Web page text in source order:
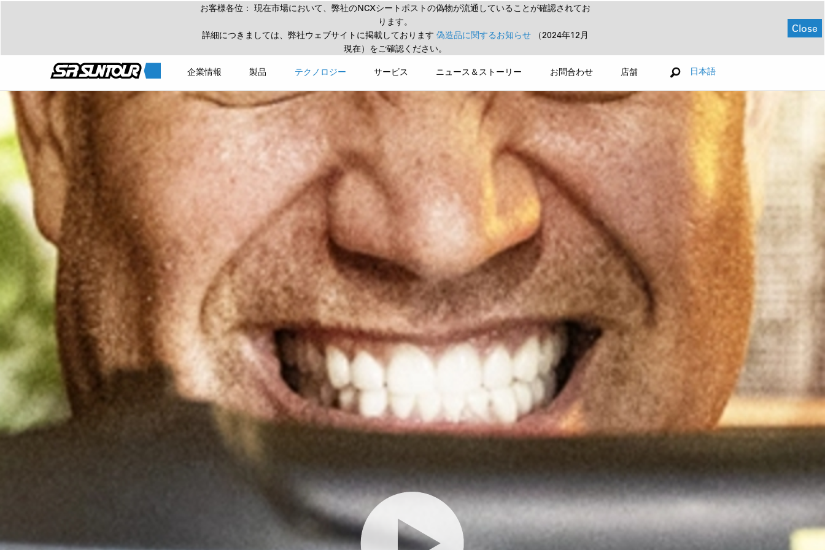
お客様各位： 現在市場において、弊社のNCXシートポストの偽物が流通していることが確認されてお
ります。
詳細につきましては、弊社ウェブサイトに掲載しております 偽造品に関するお知らせ
（2024年12月
現在）をご確認ください。
Close
企業情報 製品 テクノロジー サービス ニュース＆ストーリー お問合わせ 店舗 日本語
ホーム KEY TECHNOLOGIES SOBA テクノロジー